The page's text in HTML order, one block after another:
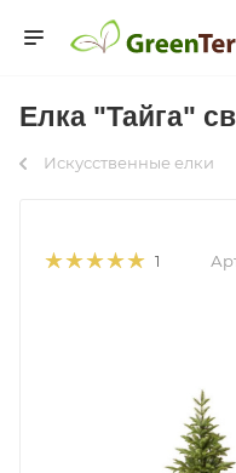
Елка "Тайга"
Искусственные елки
1